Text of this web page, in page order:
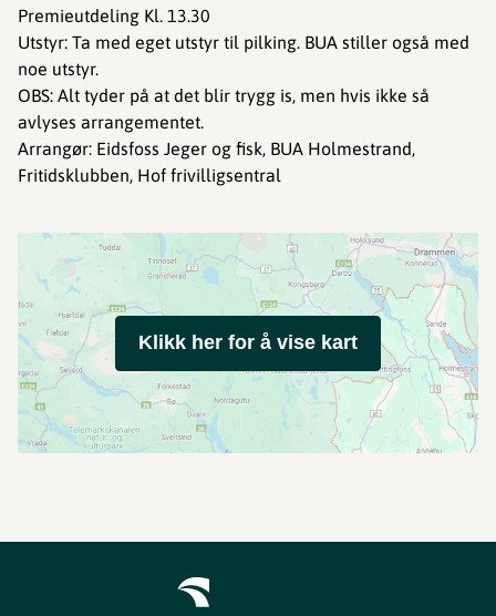
Premieutdeling Kl. 13.30
Utstyr: Ta med eget utstyr til pilking. BUA stiller også med
noe utstyr.
OBS: Alt tyder på at det blir trygg is, men hvis ikke så
avlyses arrangementet.
Arrangør: Eidsfoss Jeger og fisk, BUA Holmestrand,
Fritidsklubben, Hof frivilligsentral
Klikk her for å vise kart